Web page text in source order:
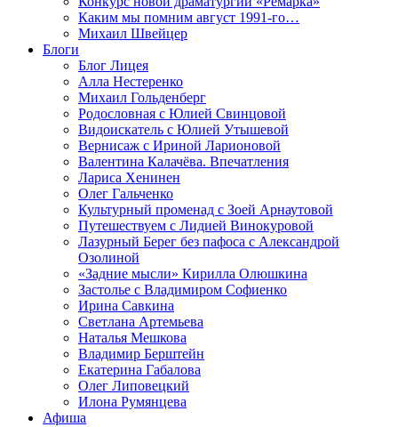
Каким мы помним август 1991-го…
Михаил Швейцер
Блоги
Блог Лицея
Алла Нестеренко
Михаил Гольденберг
Родословная с Юлией Свинцовой
Видоискатель с Юлией Утышевой
Вернисаж с Ириной Ларионовой
Валентина Калачёва. Впечатления
Лариса Хенинен
Олег Гальченко
Культурный променад с Зоей Арнаутовой
Путешествуем с Лидией Винокуровой
Лазурный Берег без пафоса с Александрой
Озолиной
«Задние мысли» Кирилла Олюшкина
Застолье с Владимиром Софиенко
Ирина Савкина
Светлана Артемьева
Наталья Мешкова
Владимир Берштейн
Екатерина Габалова
Олег Липовецкий
Илона Румянцева
Афиша